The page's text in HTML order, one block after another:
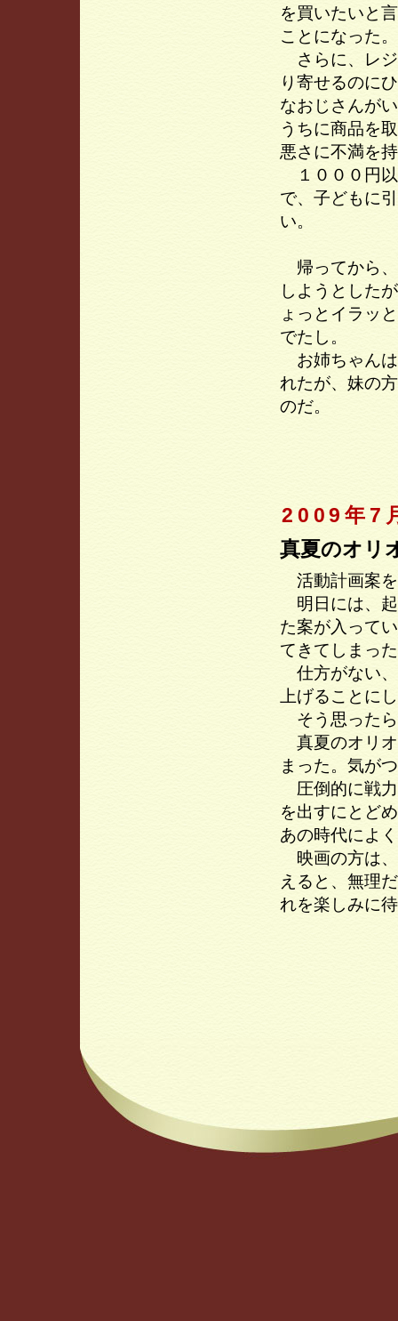
を買いたいと
ことになった。
さらに、レジ
り寄せるのに
なおじさんが
うちに商品を
悪さに不満を
１０００円以
で、子どもに
い。
帰ってから、
しようとした
ょっとイラッ
でたし。
お姉ちゃんは
れたが、妹の
のだ。
2009年7
真夏のオリ
活動計画案
明日には、起
た案が入って
てきてしまっ
仕方がない、
上げることに
そう思った
真夏のオリオ
まった。気が
圧倒的に戦力
を出すにとど
あの時代によ
映画の方は、
えると、無理
れを楽しみに